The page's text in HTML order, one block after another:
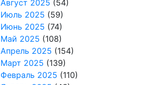
Август 2025 (54)
Июль 2025 (59)
Июнь 2025 (74)
Май 2025 (108)
Апрель 2025 (154)
Март 2025 (139)
Февраль 2025 (110)